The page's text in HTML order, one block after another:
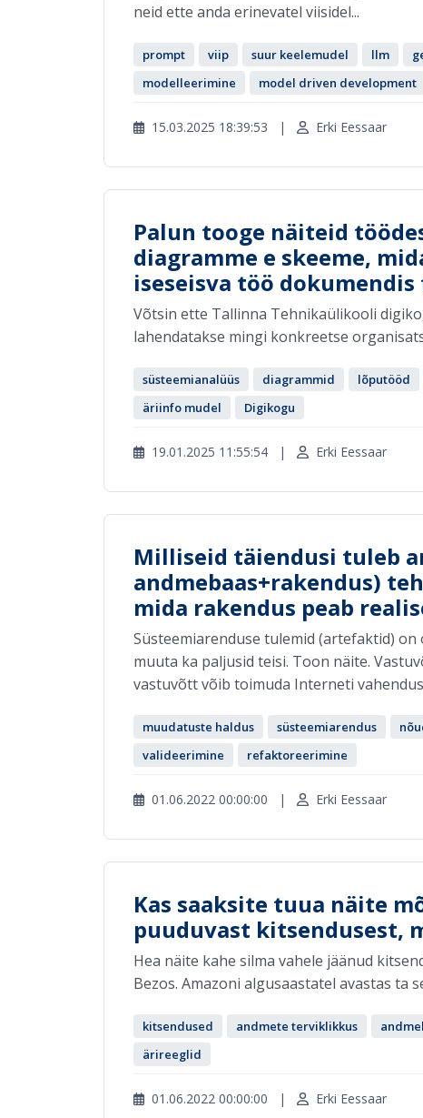
neid ette anda erinevatel viisidel...
prompt viip suur keelemudel llm
modelleerimine
model driven development
15.03.2025 18:39:53 | Erki Eessaar
Palun tooge näiteid
diagramme e skeeme,
iseseisva töö
Võtsin ette Tallinna Tehnikaülikooli
lahendatakse mingi konkreetse
süsteemianalüüs diagrammid lõputööd
äriinfo mudel
Digikogu
19.01.2025 11:55:54 | Erki Eessaar
Milliseid täiendusi tuleb
andmebaas+rakendus)
mida rakendus peab
Süsteemiarenduse tulemid (artefaktid)
muuta ka paljusid teisi. Toon näite.
vastuvõtt võib toimuda Interneti
muudatuste haldus süsteemiarendus
valideerimine
refaktoreerimine
01.06.2022 00:00:00 | Erki Eessaar
Kas saaksite tuua näite
puuduvast kitsendusest,
Hea näite kahe silma vahele jäänud
Bezos. Amazoni algusaastatel avastas ta
kitsendused andmete terviklikkus
ärireeglid
01.06.2022 00:00:00 | Erki Eessaar